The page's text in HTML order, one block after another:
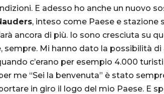
E adesso ho anche un nuovo
, inteso come Paese e stazione
ancora di più. Io sono cresciuta su
Mi hanno dato la possibilità di
c’erano per esempio 4.000
me “Sei la benvenuta” è stato
in giro il logo del mio Paese. E